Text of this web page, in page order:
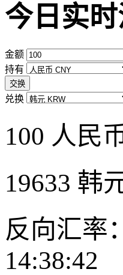
今日实
金额
持有
交换
兑换
100 人民
19633 韩
反向汇率
14:38:42